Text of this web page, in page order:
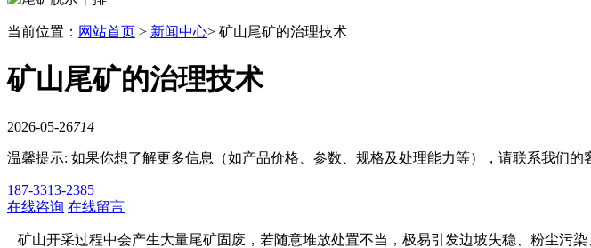
当前位置： 网站首页 > 新闻中心> 矿山尾矿的治理技术
矿山尾矿的治理技术
2026-05-26714
温馨提示: 如果你想了解更多信息（如产品价格、参数、规格及处理能力等），请联系我们的
187-3313-2385
在线咨询 在线留言
矿山开采过程中会产生大量尾矿固废，若随意堆放处置不当，极易引发边坡失稳、粉尘污